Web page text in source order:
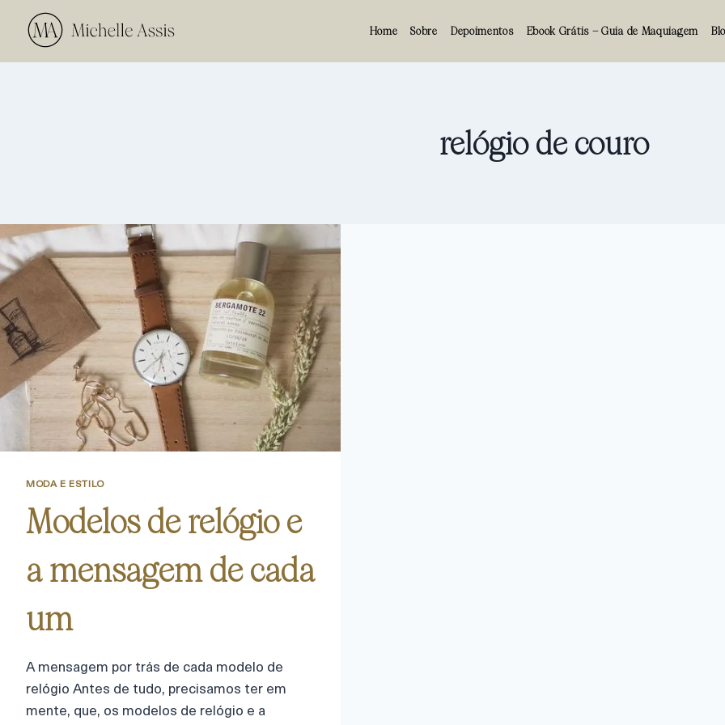
Home Sobre Depoimentos Ebook Grátis – Guia de Maquiagem
relógio de couro
MODA E ESTILO
Modelos de relógio e
a mensagem de cada
um
A mensagem por trás de cada modelo de
relógio Antes de tudo, precisamos ter em
mente, que, os modelos de relógio e a